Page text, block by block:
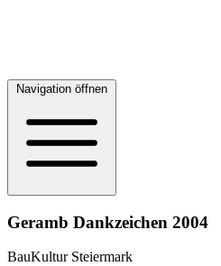
Navigation öffnen
Geramb Dankzeichen 2004
BauKultur Steiermark